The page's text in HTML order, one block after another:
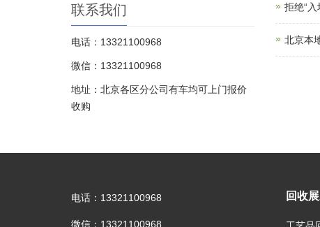
拒绝“
北京本
联系我们
电话：13321100968
微信：13321100968
地址：北京各区分公司有车均可上门报价
收购
电话：13321100968
微信：13321100968
回收